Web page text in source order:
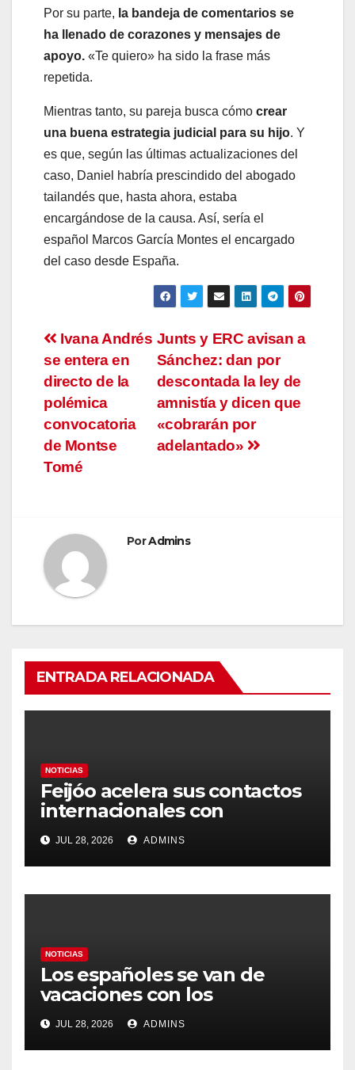
Por su parte, la bandeja de comentarios se
ha llenado de corazones y mensajes de
apoyo. «Te quiero» ha sido la frase más
repetida.
Mientras tanto, su pareja busca cómo crear
una buena estrategia judicial para su hijo. Y
es que, según las últimas actualizaciones del
caso, Daniel habría prescindido del abogado
tailandés que, hasta ahora, estaba
encargándose de la causa. Así, sería el
español Marcos García Montes el encargado
del caso desde España.
Navegación
de
entradas
Junts y ERC avisan a
Sánchez: dan por
descontada la ley de
amnistía y dicen que
«cobrarán por
adelantado»
Ivana Andrés
se entera en
directo de la
polémica
convocatoria
de Montse
Tomé
PorAdmins
ENTRADA RELACIONADA
NOTICIAS
Feijóo acelera sus contactos
internacionales con
Latinoamérica como socio
prioritario en su agenda de
gobierno
JUL 28, 2026 ADMINS
NOTICIAS
Los españoles se van de
vacaciones con los
carburantes hasta un 21%
más caros que el año pasado
y los hoteles disparados
JUL 28, 2026 ADMINS